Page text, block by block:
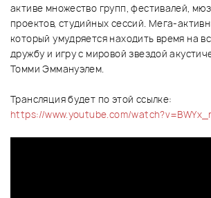
активе множество групп, фестивалей,
проектов, студийных сессий. Мега-
который умудряется находить время на
дружбу и игру с мировой звездой
Томми Эммануэлем.
Трансляция будет по этой ссылке:
https://www.youtube.com/